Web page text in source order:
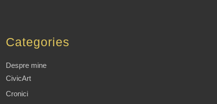
Categories
Despre mine
CivicArt
Cronici